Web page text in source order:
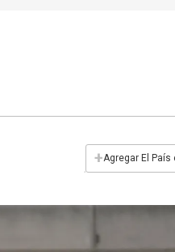
+Agregar El País